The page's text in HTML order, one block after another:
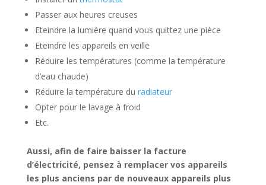
Passer aux heures creuses
Eteindre la lumière quand vous quittez une pièce
Eteindre les appareils en veille
Réduire les températures (comme la température
d’eau chaude)
Réduire la température du radiateur
Opter pour le lavage à froid
Etc.
Aussi, afin de faire baisser la facture
d’électricité, pensez à remplacer vos appareils
les plus anciens par de nouveaux appareils plus